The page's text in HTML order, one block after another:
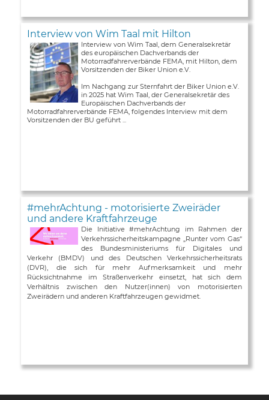
Interview von Wim Taal mit Hilton
Interview von Wim Taal, dem Generalsekretär
des europäischen Dachverbands der
Motorradfahrerverbände FEMA, mit Hilton, dem
Vorsitzenden der Biker Union e.V.
Im Nachgang zur Sternfahrt der Biker Union e.V.
in 2025 hat Wim Taal, der Generalsekretär des
Europäischen Dachverbands der
Motorradfahrerverbände FEMA, folgendes Interview mit dem
Vorsitzenden der BU geführt ...
#mehrAchtung - motorisierte Zweiräder
und andere Kraftfahrzeuge
Die Initiative #mehrAchtung im Rahmen der
Verkehrssicherheitskampagne „Runter vom Gas“
des Bundesministeriums für Digitales und
Verkehr (BMDV) und des Deutschen Verkehrssicherheitsrats
(DVR), die sich für mehr Aufmerksamkeit und mehr
Rücksichtnahme im Straßenverkehr einsetzt, hat sich dem
Verhältnis zwischen den Nutzer(innen) von motorisierten
Zweirädern und anderen Kraftfahrzeugen gewidmet.